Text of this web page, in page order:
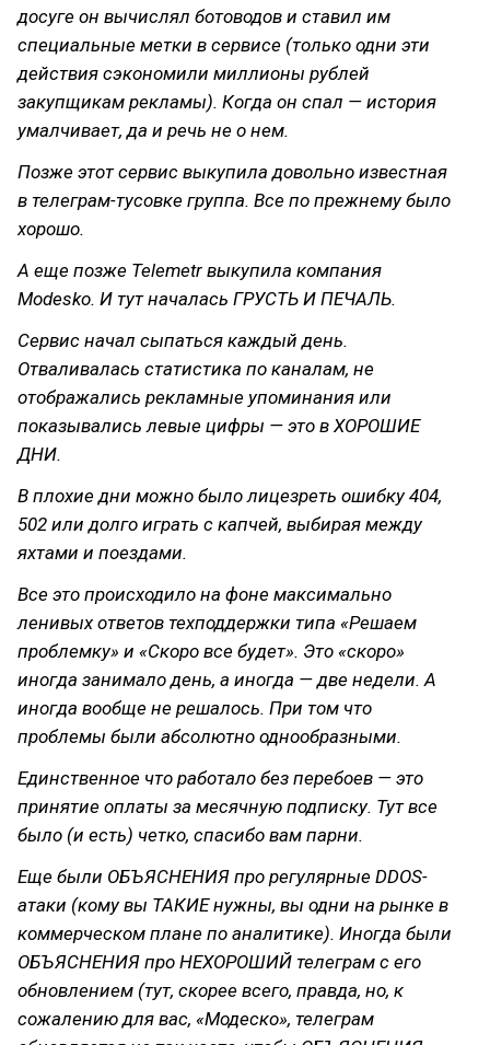
досуге он вычислял ботоводов и ставил им
специальные метки в сервисе (только одни эти
действия сэкономили миллионы рублей
закупщикам рекламы). Когда он спал — история
умалчивает, да и речь не о нем.
Позже этот сервис выкупила довольно известная
в телеграм-тусовке группа. Все по прежнему было
хорошо.
А еще позже Telemetr выкупила компания
Modesko. И тут началась ГРУСТЬ И ПЕЧАЛЬ.
Сервис начал сыпаться каждый день.
Отваливалась статистика по каналам, не
отображались рекламные упоминания или
показывались левые цифры — это в ХОРОШИЕ
ДНИ.
В плохие дни можно было лицезреть ошибку 404,
502 или долго играть с капчей, выбирая между
яхтами и поездами.
Все это происходило на фоне максимально
ленивых ответов техподдержки типа «Решаем
проблемку» и «Скоро все будет». Это «скоро»
иногда занимало день, а иногда — две недели. А
иногда вообще не решалось. При том что
проблемы были абсолютно однообразными.
Единственное что работало без перебоев — это
принятие оплаты за месячную подписку. Тут все
было (и есть) четко, спасибо вам парни.
Еще были ОБЪЯСНЕНИЯ про регулярные DDOS-
атаки (кому вы ТАКИЕ нужны, вы одни на рынке в
коммерческом плане по аналитике). Иногда были
ОБЪЯСНЕНИЯ про НЕХОРОШИЙ телеграм с его
обновлением (тут, скорее всего, правда, но, к
сожалению для вас, «Модеско», телеграм